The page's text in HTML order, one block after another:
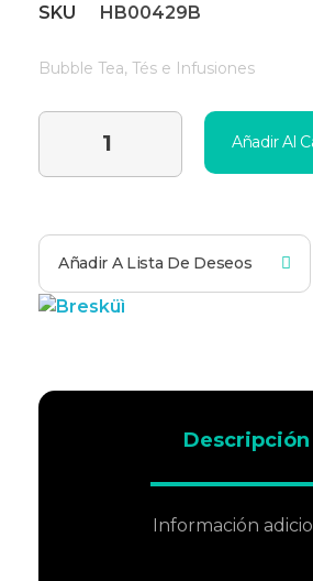
Añadir Al
Añadir A Lista De Deseos
SKU HB00429B
Bubble Tea, Tés e Infusiones
Descripción
Información